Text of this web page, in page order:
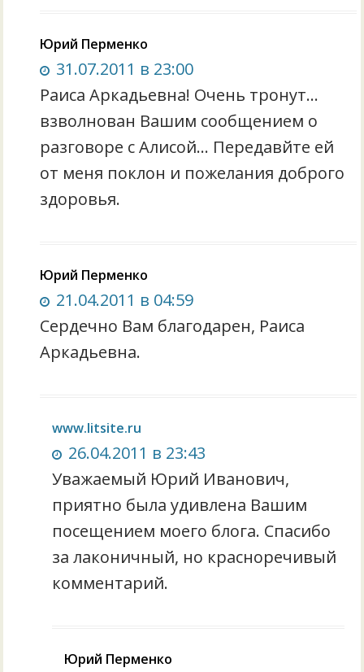
Юрий Перменко
31.07.2011 в 23:00
Раиса Аркадьевна! Очень тронут…
взволнован Вашим сообщением о
разговоре с Алисой… Передавйте ей
от меня поклон и пожелания доброго
здоровья.
Юрий Перменко
21.04.2011 в 04:59
Сердечно Вам благодарен, Раиса
Аркадьевна.
www.litsite.ru
26.04.2011 в 23:43
Уважаемый Юрий Иванович,
приятно была удивлена Вашим
посещением моего блога. Спасибо
за лаконичный, но красноречивый
комментарий.
Юрий Перменко